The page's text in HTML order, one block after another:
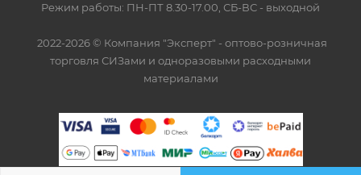
Режим работы: ПН-ПТ 8.30-17.00, СБ-ВС - выходной
2022-2026 © Компания "Эксперт" - оптово-розничная
торговля СИЗами и одноразовыми расходными
материалами